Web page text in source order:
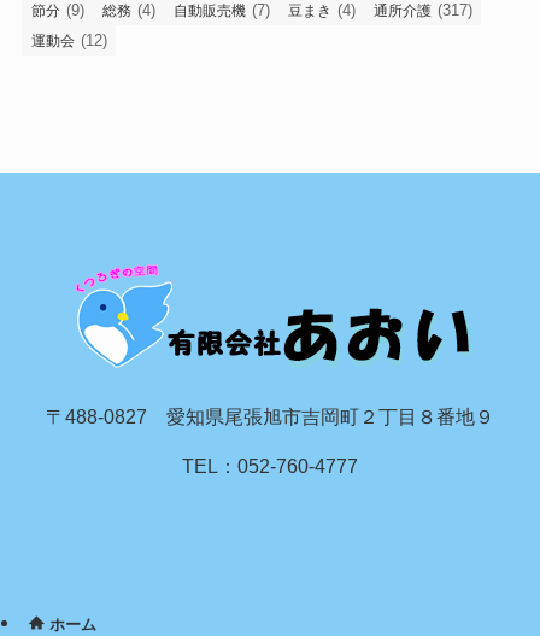
節分 (9) 総務 (4) 自動販売機 (7) 豆まき (4) 通所介護 (317)
運動会 (12)
〒488-0827 愛知県尾張旭市吉岡町２丁目８番地９
TEL：052-760-4777
ホーム